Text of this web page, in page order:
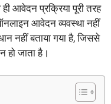
आवेदन प्रक्रिया पूरी तरह
आवेदन व्यवस्था नहीं
नहीं बताया गया है, जिससे
हो जाता है।